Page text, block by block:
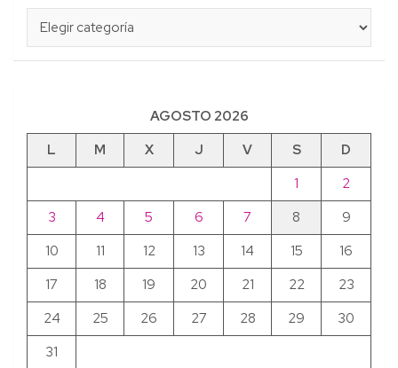
AGOSTO 2026
L
M X J V S
D
1
2
3
4 5 6 7 8
9
10
11 12 13 14 15
16
17
18 19 20 21 22
23
24
25 26 27 28 29
30
31